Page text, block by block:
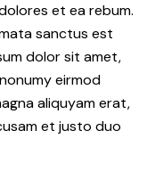
et ea rebum.
sanctus est
dolor sit amet,
eirmod
aliquyam erat,
et justo duo